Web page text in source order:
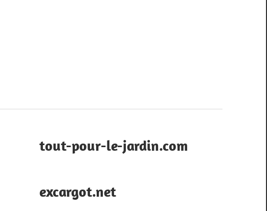
tout-pour-le-jardin.com
excargot.net